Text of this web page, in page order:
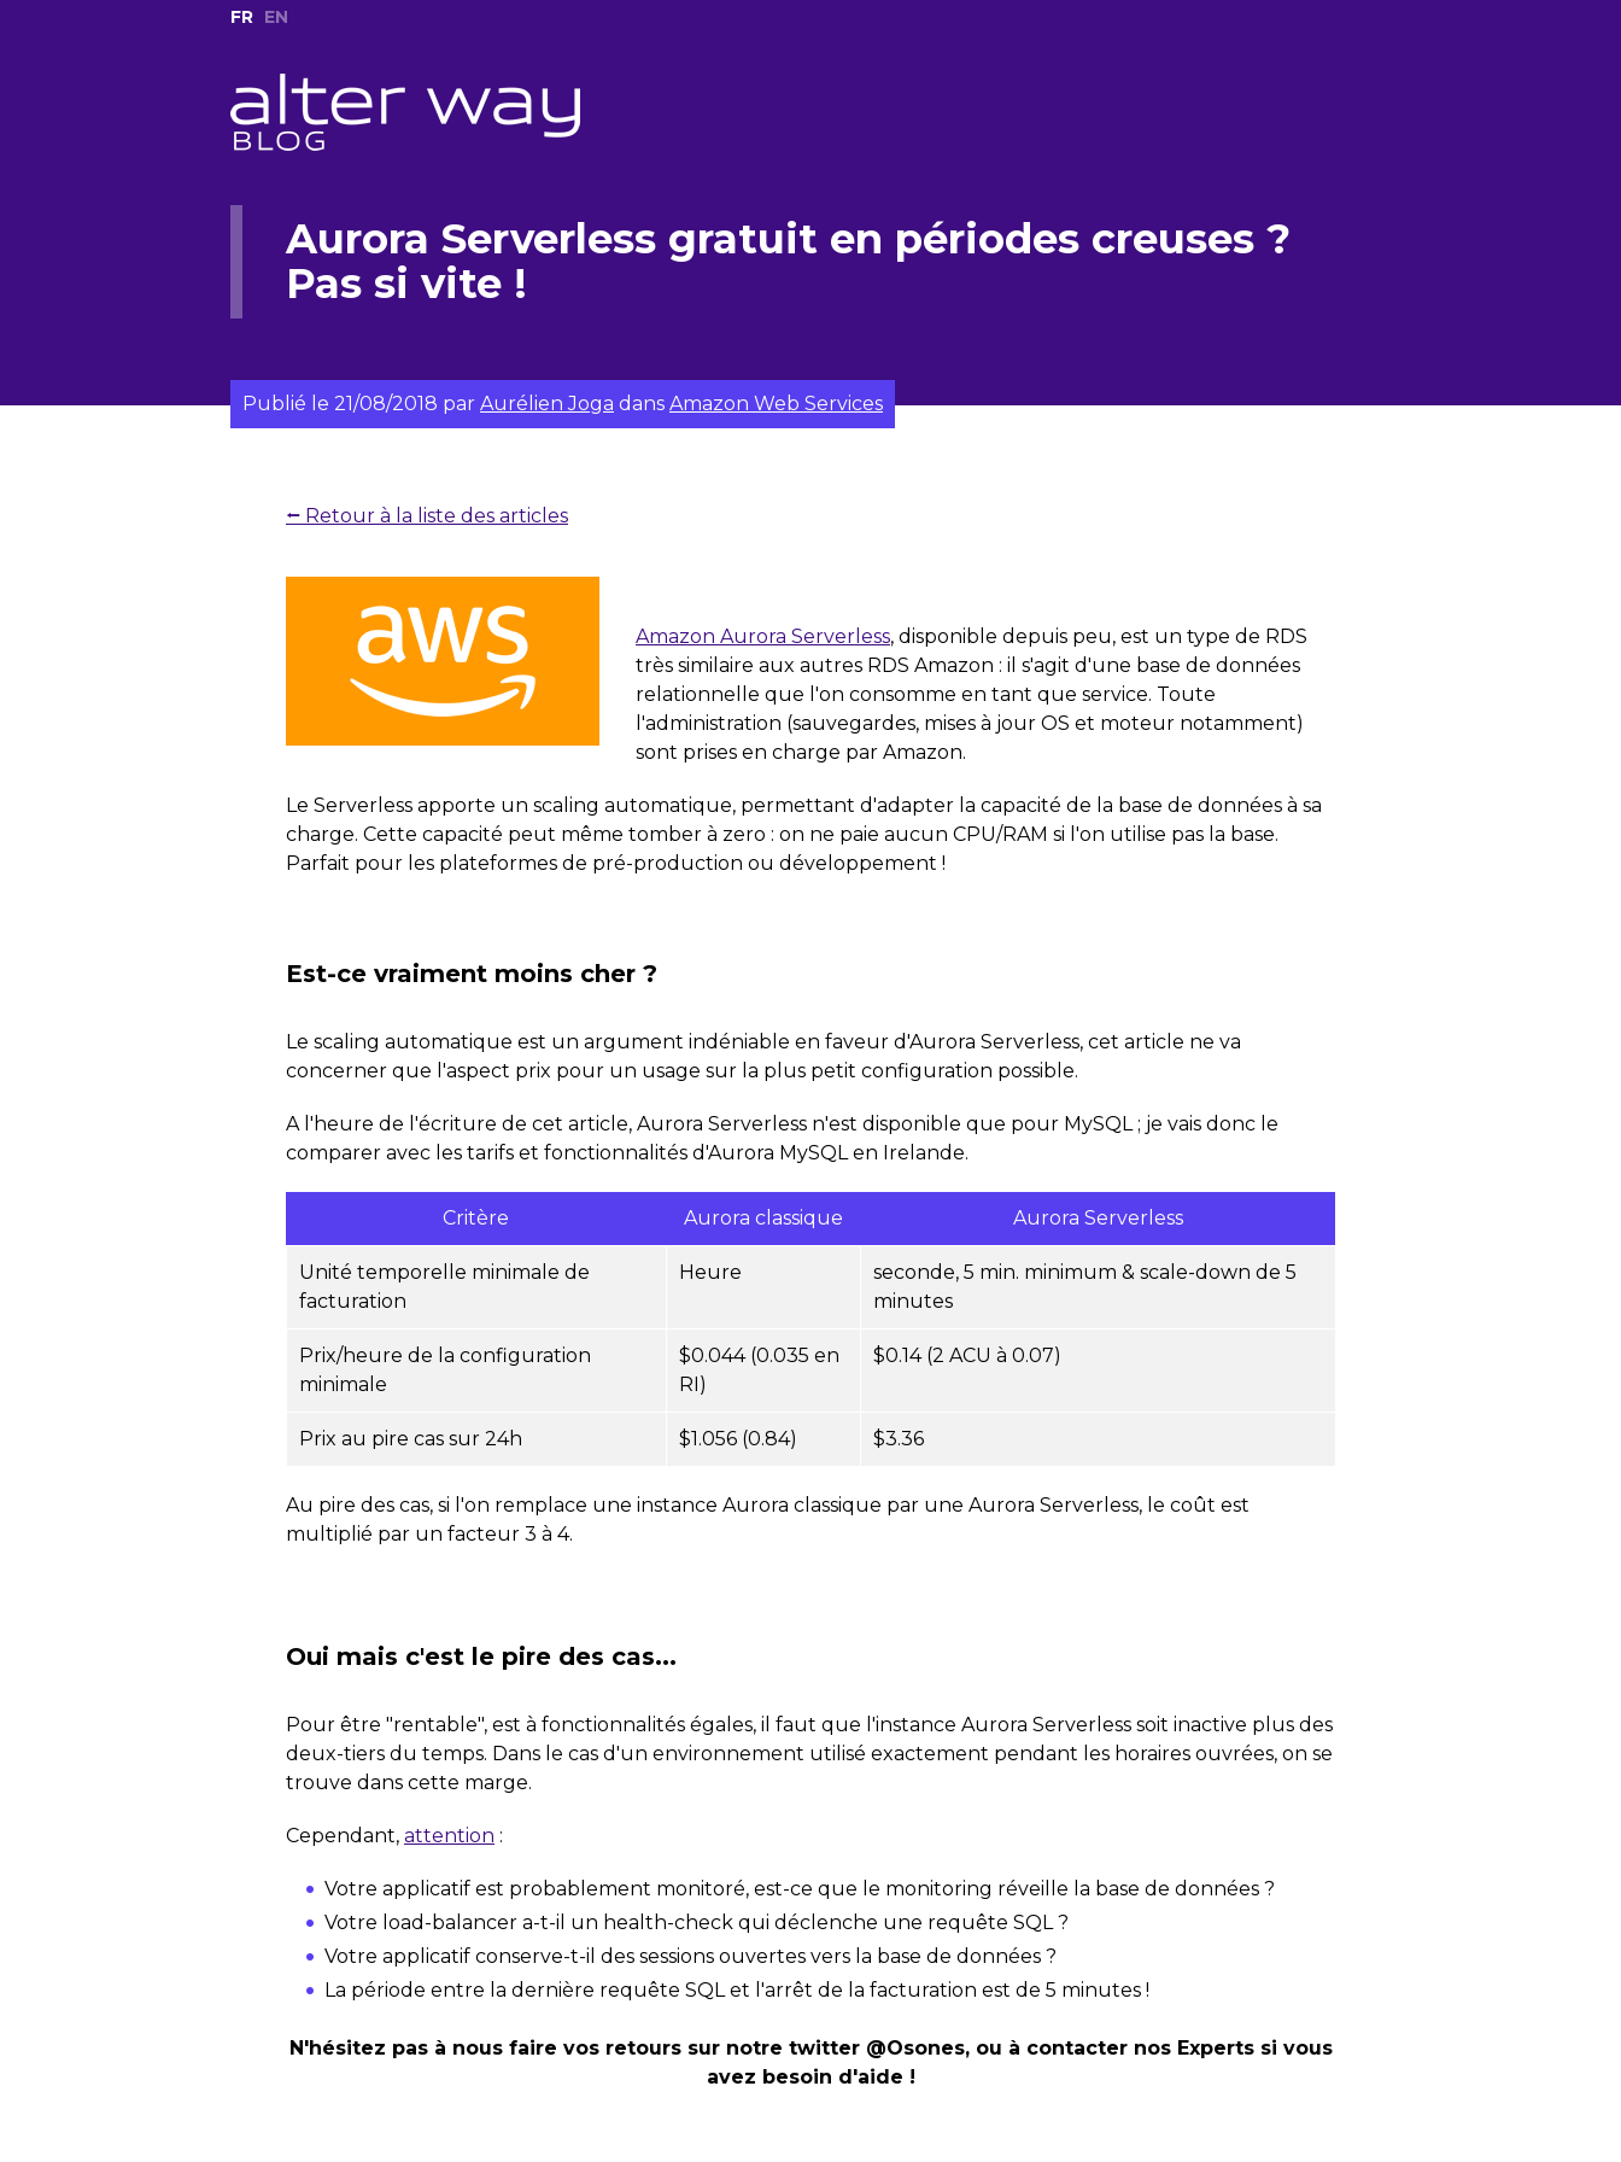
FR EN
Aurora Serverless gratuit en périodes creuses ?
Pas si vite !
Publié le 21/08/2018 par Aurélien Joga dans Amazon Web Services
⭠ Retour à la liste des articles
Amazon Aurora Serverless, disponible depuis peu, est un type de RDS
très similaire aux autres RDS Amazon : il s'agit d'une base de données
relationnelle que l'on consomme en tant que service. Toute
l'administration (sauvegardes, mises à jour OS et moteur notamment)
sont prises en charge par Amazon.
Le Serverless apporte un scaling automatique, permettant d'adapter la capacité de la base de données à sa
charge. Cette capacité peut même tomber à zero : on ne paie aucun CPU/RAM si l'on utilise pas la base.
Parfait pour les plateformes de pré-production ou développement !
Est-ce vraiment moins cher ?
Le scaling automatique est un argument indéniable en faveur d'Aurora Serverless, cet article ne va
concerner que l'aspect prix pour un usage sur la plus petit configuration possible.
A l'heure de l'écriture de cet article, Aurora Serverless n'est disponible que pour MySQL ; je vais donc le
comparer avec les tarifs et fonctionnalités d'Aurora MySQL en Irelande.
Critère Aurora classique Aurora Serverless
Unité temporelle minimale de
facturation
Heure
seconde, 5 min. minimum & scale-down de 5
minutes
Prix/heure de la configuration
minimale
$0.044 (0.035 en
RI)
$0.14 (2 ACU à 0.07)
Prix au pire cas sur 24h $1.056 (0.84) $3.36
Au pire des cas, si l'on remplace une instance Aurora classique par une Aurora Serverless, le coût est
multiplié par un facteur 3 à 4.
Oui mais c'est le pire des cas...
Pour être "rentable", est à fonctionnalités égales, il faut que l'instance Aurora Serverless soit inactive plus des
deux-tiers du temps. Dans le cas d'un environnement utilisé exactement pendant les horaires ouvrées, on se
trouve dans cette marge.
Cependant, attention :
Votre applicatif est probablement monitoré, est-ce que le monitoring réveille la base de données ?
Votre load-balancer a-t-il un health-check qui déclenche une requête SQL ?
Votre applicatif conserve-t-il des sessions ouvertes vers la base de données ?
La période entre la dernière requête SQL et l'arrêt de la facturation est de 5 minutes !
N'hésitez pas à nous faire vos retours sur notre twitter @Osones, ou à contacter nos Experts si vous
avez besoin d'aide !